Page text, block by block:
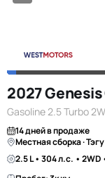
2027 Genesis
Gasoline 2.5 Turbo
14 дней в продаже
Местная сборка · Тэгу
2.5 L • 304 л.с. •